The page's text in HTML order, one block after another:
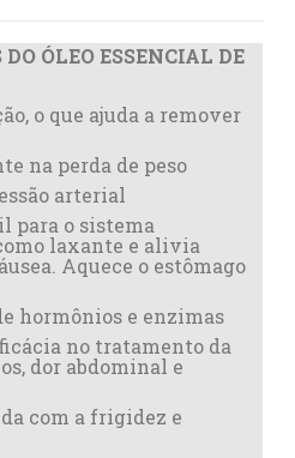
ÓLEO ESSENCIAL DE
o que ajuda a remover
na perda de peso
arterial
para o sistema
laxante e alivia
Aquece o estômago
hormônios e enzimas
no tratamento da
dor abdominal e
com a frigidez e